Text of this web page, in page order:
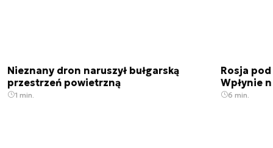
Nieznany dron naruszył bułgarską
przestrzeń powietrzną
1 min.
Rosja
Wpłynie
6 min.